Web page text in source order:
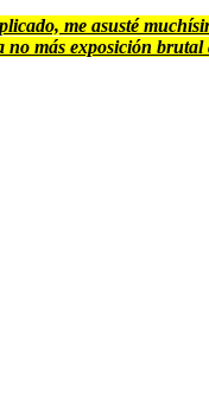
me asusté
más exposición